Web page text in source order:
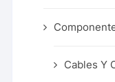
Cables Y